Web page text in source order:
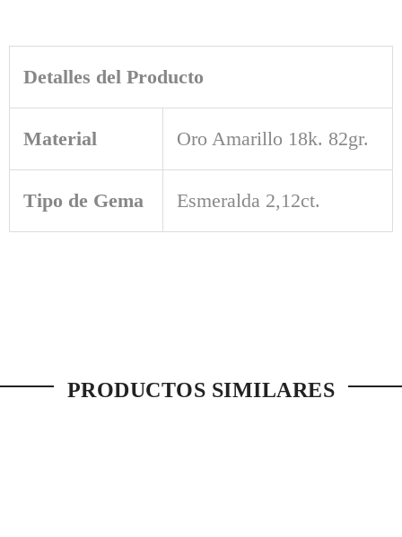
Detalles del Producto
Material Oro Amarillo 18k. 82gr.
Tipo de Gema Esmeralda 2,12ct.
PRODUCTOS SIMILARES